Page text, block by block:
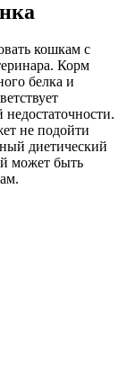
кошкам с
Корм
белка и
не подойти
диетический
может быть